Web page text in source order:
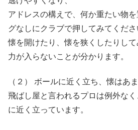
アドレスの構えで、何か重たい物
グなしにクラブで押してみてくださ
懐を開けたり、懐を狭くしたりし
力が入らないことが分かります。
（２） ボールに近く立ち、懐はあ
飛ばし屋と言われるプロは例外な
に近く立っています。